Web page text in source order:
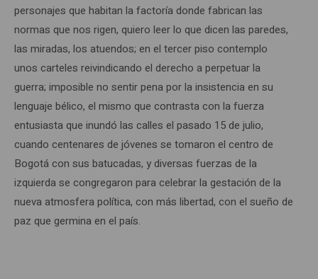
personajes que habitan la factoría donde fabrican las
normas que nos rigen, quiero leer lo que dicen las paredes,
las miradas, los atuendos; en el tercer piso contemplo
unos carteles reivindicando el derecho a perpetuar la
guerra; imposible no sentir pena por la insistencia en su
lenguaje bélico, el mismo que contrasta con la fuerza
entusiasta que inundó las calles el pasado 15 de julio,
cuando centenares de jóvenes se tomaron el centro de
Bogotá con sus batucadas, y diversas fuerzas de la
izquierda se congregaron para celebrar la gestación de la
nueva atmosfera política, con más libertad, con el sueño de
paz que germina en el país.